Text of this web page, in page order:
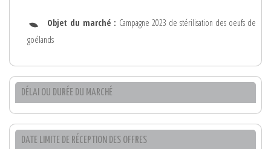
Objet du marché : Campagne 2023 de stérilisation des oeufs de
goélands
DÉLAI OU DURÉE DU MARCHÉ
DATE LIMITE DE RÉCEPTION DES OFFRES